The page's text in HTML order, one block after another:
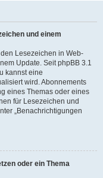
und einem
Lesezeichen in Web-
Update. Seit phpBB 3.1
kannst eine
wird. Abonnements
eines Themas oder eines
für Lesezeichen und
„Benachrichtigungen
oder ein Thema